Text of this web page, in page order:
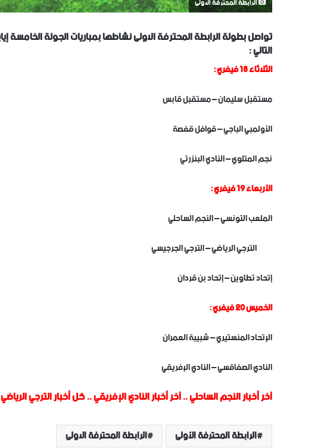
التالي :
الثلاثاء 18 فيفري :
مستقبل سليمان – مستقبل قابس
الأولمبي الباجي – قوافل قفصة
نجم المتلوي – النادي البنزرتي
الأربعاء 19 فيفري :
الملعب التونسي – النجم الساحلي
الترجي الرياضي – الترجي الجرجيسي
إتحاد تطاوين – إتحاد بن قردان
الخميس 20 فيفري :
الإتحاد المنستيري – شبيبة العمران
النادي الصفاقسي – النادي الإفريقي
آخر أخبار النجم الساحلي..آخر أخبار النادي الإفريقي..كل أخبار الترجي الرياضي
الرابطة المحترفة الأولى الرابطة المحترفة الاولى